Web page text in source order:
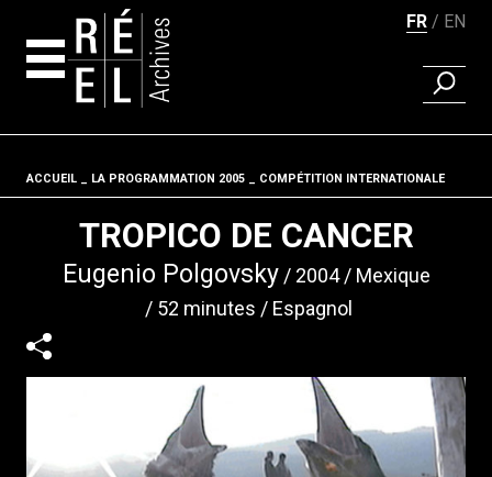
FR EN
Fil d'ariane
ACCUEIL LA PROGRAMMATION 2005 COMPÉTITION INTERNATIONALE
TROPICO DE CANCER
Eugenio Polgovsky 2004
Mexique
52 minutes
Espagnol